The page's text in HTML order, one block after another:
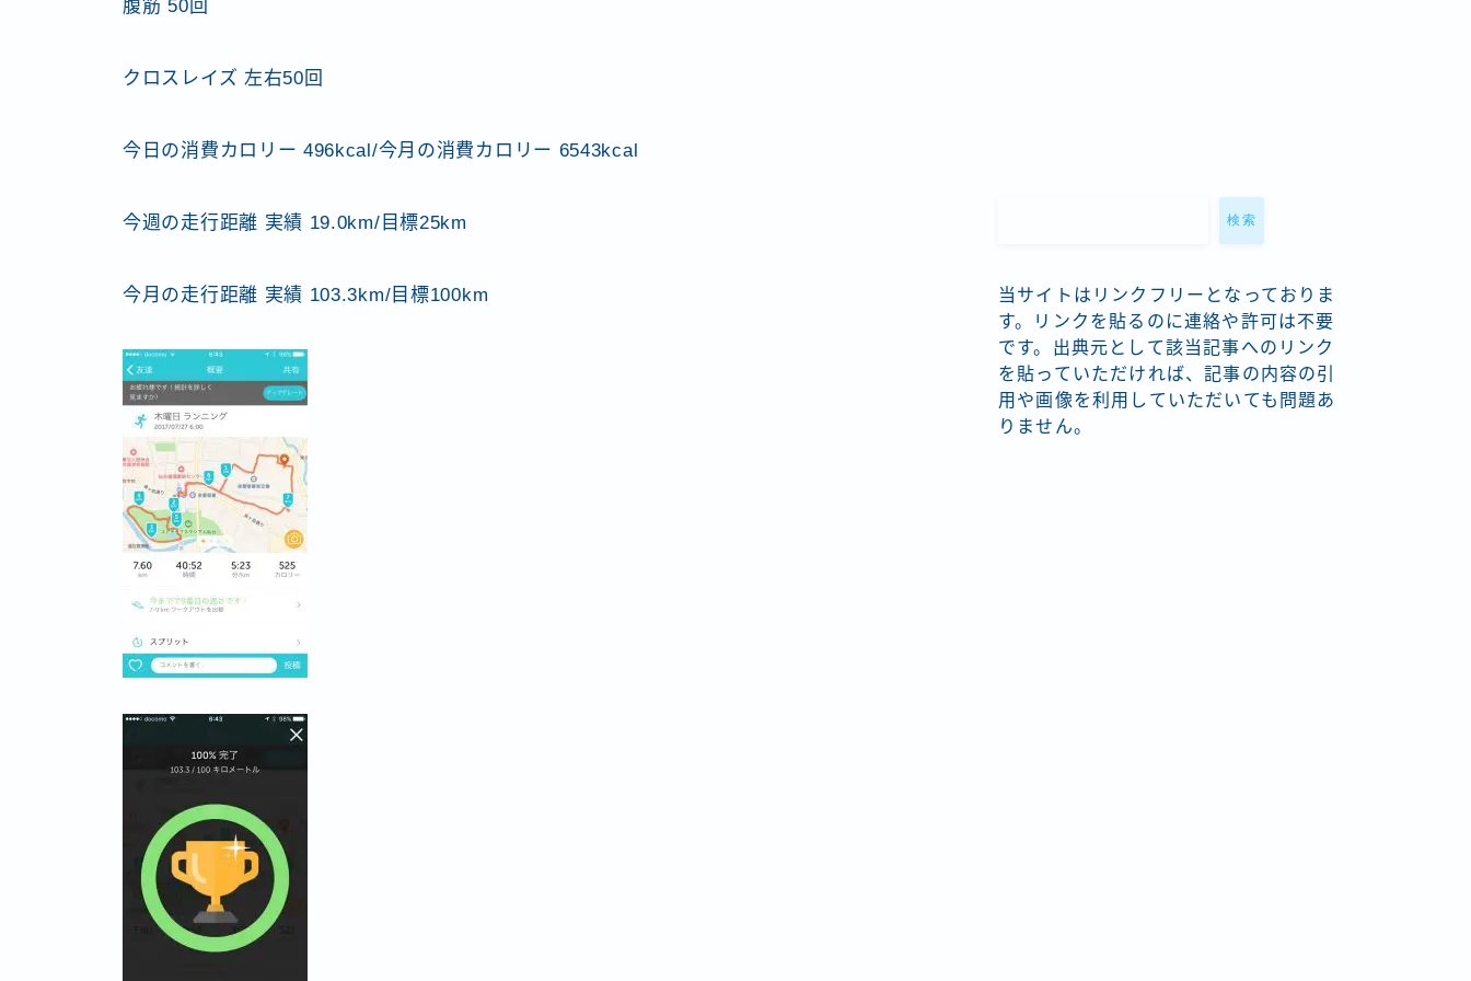
腹筋 50回
クロスレイズ 左右50回
今日の消費カロリー 496kcal/今月の消費カロリー 6543kcal
今週の走行距離 実績 19.0km/目標25km
今月の走行距離 実績 103.3km/目標100km
検索
当サイトはリンクフリーとなっておりま
す。リンクを貼るのに連絡や許可は不要
です。出典元として該当記事へのリンク
を貼っていただければ、記事の内容の引
用や画像を利用していただいても問題あ
りません。